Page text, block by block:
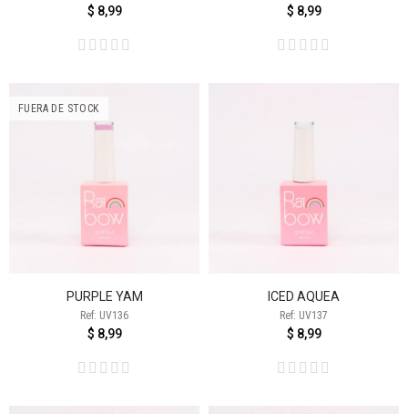
$ 8,99 $ 8,99
FUERA DE STOCK
PURPLE YAM
Ref: UV136
$ 8,99
ICED AQUEA
Ref: UV137
$ 8,99